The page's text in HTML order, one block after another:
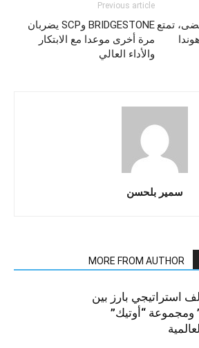
Previous article
BRIDGESTONE وSCP يضربان
مرة أخرى موعدا مع الابتكار
والأداء العالي
تمتع
سمير بلحسن
MORE FROM AUTHOR
استراتيجي بارز بين
ومجموعة “أوتيك”